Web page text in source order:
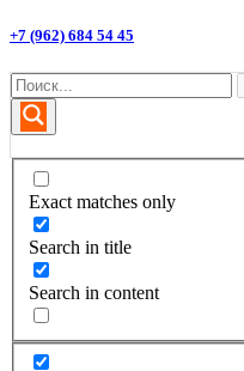
+7 (962) 684 54 45
Exact matches only
Search in title
Search in content